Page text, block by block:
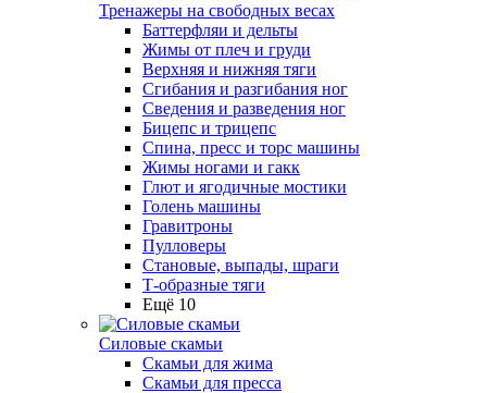
Тренажеры на свободных весах
Баттерфляи и дельты
Жимы от плеч и груди
Верхняя и нижняя тяги
Сгибания и разгибания ног
Сведения и разведения ног
Бицепс и трицепс
Спина, пресс и торс машины
Жимы ногами и гакк
Глют и ягодичные мостики
Голень машины
Гравитроны
Пулловеры
Становые, выпады, шраги
Т-образные тяги
Ещё 10
Силовые скамьи
Скамьи для жима
Скамьи для пресса